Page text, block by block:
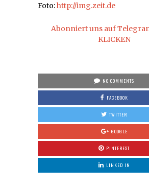
Foto:http://img.zeit.de
Abonniert uns auf
KLICKEN
NO COMMENTS
FACEBOOK
TWITTER
GOOGLE
PINTEREST
LINKED IN